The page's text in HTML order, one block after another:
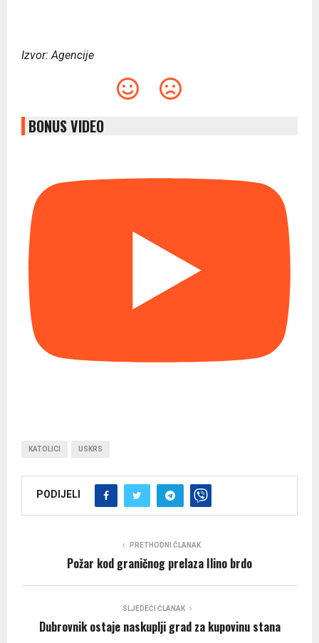
Izvor: Agencije
BONUS VIDEO
KATOLICI USKRS
PODIJELI
PRETHODNI ČLANAK
Požar kod graničnog prelaza Ilino brdo
SLJEDEĆI ČLANAK
Dubrovnik ostaje naskuplji grad za kupovinu stana